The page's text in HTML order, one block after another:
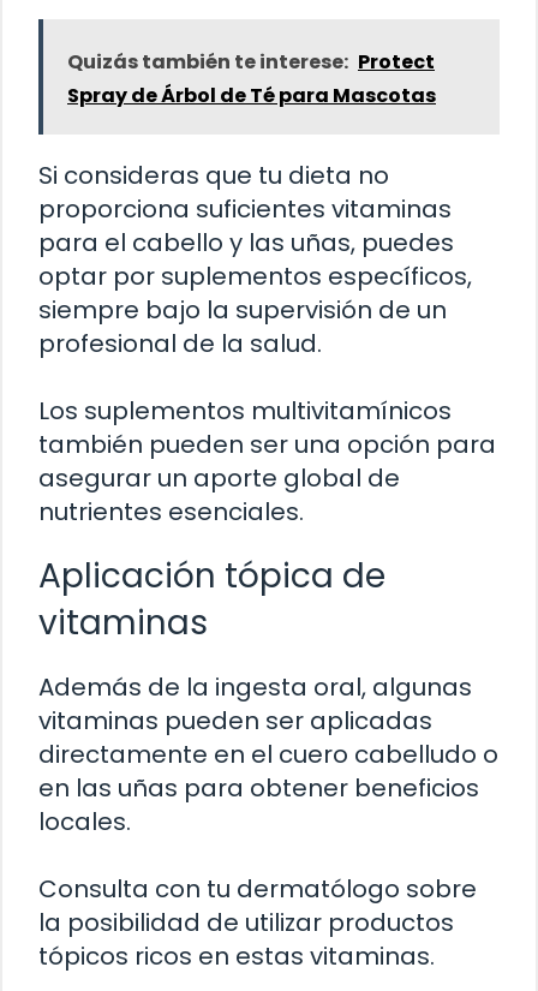
Quizás también te interese: Protect
Spray de Árbol de Té para Mascotas
Si consideras que tu dieta no
proporciona suficientes vitaminas
para el cabello y las uñas, puedes
optar por suplementos específicos,
siempre bajo la supervisión de un
profesional de la salud.
Los suplementos multivitamínicos
también pueden ser una opción para
asegurar un aporte global de
nutrientes esenciales.
Aplicación tópica de
vitaminas
Además de la ingesta oral, algunas
vitaminas pueden ser aplicadas
directamente en el cuero cabelludo o
en las uñas para obtener beneficios
locales.
Consulta con tu dermatólogo sobre
la posibilidad de utilizar productos
tópicos ricos en estas vitaminas.